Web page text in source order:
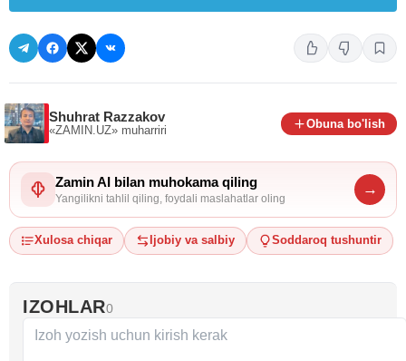
Shuhrat Razzakov
«ZAMIN.UZ» muharriri
Obuna bo'lish
Zamin AI bilan muhokama qiling
Yangilikni tahlil qiling, foydali maslahatlar oling
→
Xulosa chiqar Ijobiy va salbiy Soddaroq tushuntir
IZOHLAR0